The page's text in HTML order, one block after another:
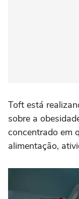
Toft está
sobre a
concentrado em
alimentação,